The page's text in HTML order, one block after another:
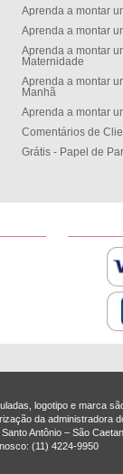
Aprenda a montar
Aprenda a montar
Aprenda a montar
Maternidade
Aprenda a montar
Manh
Aprenda a montar
Comentários de
Grátis - Papel de
logotipo e marca
da administradora
Antônio – São
(11) 4224-9950